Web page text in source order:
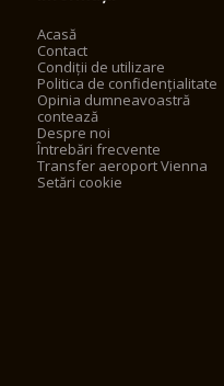
Acasă
Contact
Condiții de utilizare
Politica de confidențialitate
Opinia dumneavoastră
contează
Despre noi
Întrebări frecvente
Transfer aeroport Vienna
Setări cookie